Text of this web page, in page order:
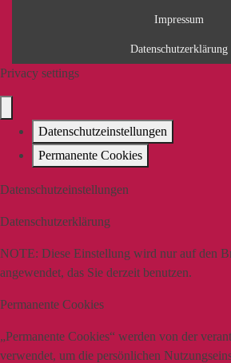
Impressum
Datenschutzerklärung
Privacy settings
Datenschutzeinstellungen
Permanente Cookies
Datenschutzeinstellungen
Datenschutzerklärung
NOTE: Diese Einstellung wird nur auf den
angewendet, das Sie derzeit benutzen.
Permanente Cookies
„Permanente Cookies“ werden von der
verwendet, um die persönlichen